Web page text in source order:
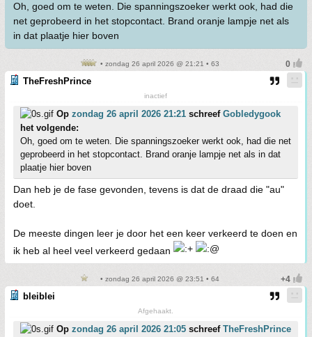
Oh, goed om te weten. Die spanningszoeker werkt ook, had die
net geprobeerd in het stopcontact. Brand oranje lampje net als
in dat plaatje hier boven
• zondag 26 april 2026 @ 21:21 • 63
TheFreshPrince
inactief
Op zondag 26 april 2026 21:21 schreef Gobledygook
het volgende:
Oh, goed om te weten. Die spanningszoeker werkt ook, had die net
geprobeerd in het stopcontact. Brand oranje lampje net als in dat
plaatje hier boven
Dan heb je de fase gevonden, tevens is dat de draad die "au"
doet.
De meeste dingen leer je door het een keer verkeerd te doen en
ik heb al heel veel verkeerd gedaan
• zondag 26 april 2026 @ 23:51 • 64
bleiblei
Afgehaakt.
Op zondag 26 april 2026 21:05 schreef TheFreshPrince